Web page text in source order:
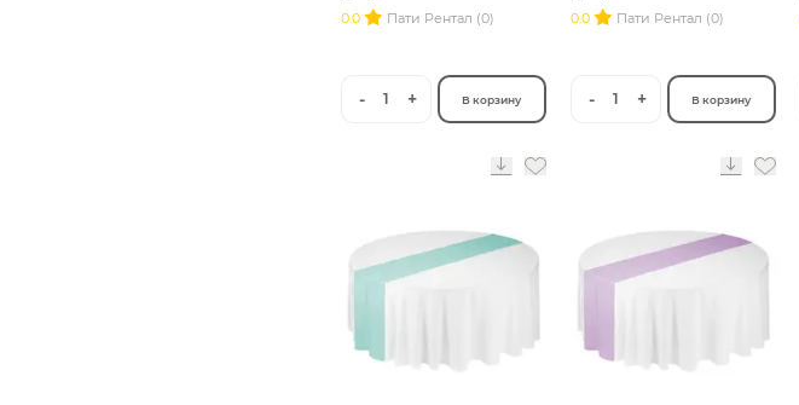
0.0
Пати Рентал (0)
- 1 + В корзину
0.0
Пати Рентал (0)
- 1 + В корзину